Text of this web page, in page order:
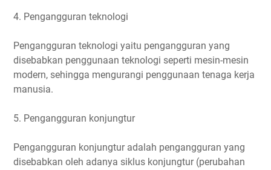
4. Pengangguran teknologi
Pengangguran teknologi yaitu pengangguran yang
disebabkan penggunaan teknologi seperti mesin-mesin
modern, sehingga mengurangi penggunaan tenaga kerja
manusia.
5. Pengangguran konjungtur
Pengangguran konjungtur adalah pengangguran yang
disebabkan oleh adanya siklus konjungtur (perubahan